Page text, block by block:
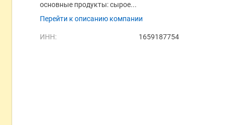
основные продукты: сырое...
Перейти к описанию компании
ИНН: 1659187754